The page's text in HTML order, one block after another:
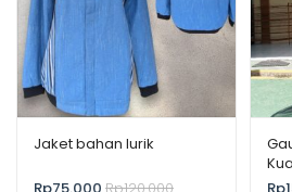
Jaket bahan lurik